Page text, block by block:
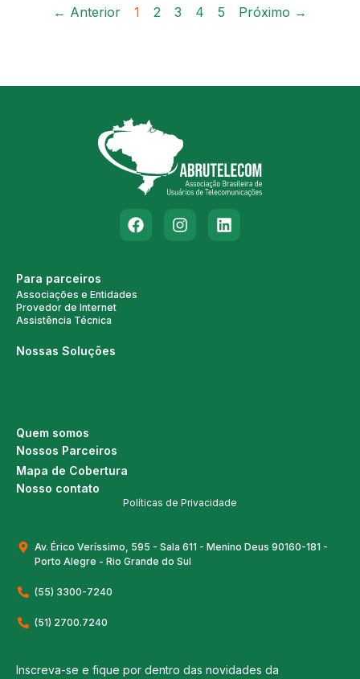
← Anterior 1 2 3 4 5 Próximo →
Para parceiros
Associações e Entidades
Provedor de Internet
Assistência Técnica
Nossas Soluções
Quem somos
Nossos Parceiros
Mapa de Cobertura
Nosso contato
Políticas de Privacidade
Av. Érico Veríssimo, 595 - Sala 611 - Menino Deus 90160-181 -
Porto Alegre - Rio Grande do Sul
(55) 3300-7240
(51) 2700.7240
Inscreva-se e fique por dentro das novidades da